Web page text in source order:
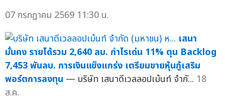
07 กรกฎาคม 2569 11:30 น.
เสนา
มั่นคง รายได้รวม 2,640 ลบ. กำไรเด่น 11% ตุน Backlog
7,453 พันลบ. การเงินแข็งแกร่ง เตรียมขายหุ้นกู้เสริม
พอร์ตการลงทุน — บริษัท เสนาดีเวลลอปเม้นท์ จำกั... 18
ส.ค.